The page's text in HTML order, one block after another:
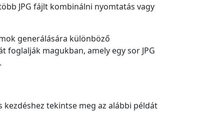
JPG fájlt kombinálni nyomtatás vagy
generálására különböző
foglalják magukban, amely egy sor JPG
kezdéshez tekintse meg az alábbi példát